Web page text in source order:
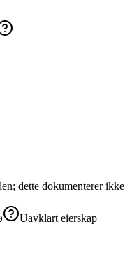
dette dokumenterer ikke
Uavklart eierskap